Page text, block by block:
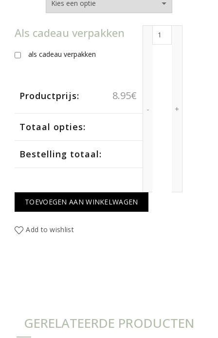
Als cadeau verpakken
als cadeau verpakken
Productprijs: 8.95€
Totaal opties:
Bestelling totaal:
TOEVOEGEN AAN WINKELWAGEN
Add to wishlist
GERELATEERDE PRODUCTEN